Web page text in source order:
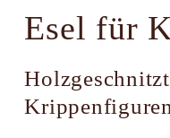
Esel für